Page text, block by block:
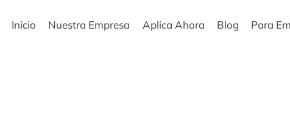
Inicio Nuestra Empresa Aplica Ahora Blog Para